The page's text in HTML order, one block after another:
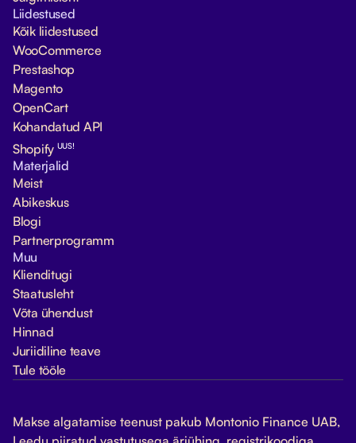
Liidestused
Kõik liidestused
WooCommerce
Prestashop
Magento
OpenCart
Kohandatud API
Shopify UUS!
Materjalid
Meist
Abikeskus
Blogi
Partnerprogramm
Muu
Klienditugi
Staatusleht
Võta ühendust
Hinnad
Juriidiline teave
Tule tööle
Makse algatamise teenust pakub Montonio Finance UAB,